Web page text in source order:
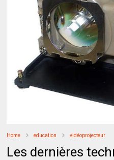
Home education vidéoprojecteur
Les dernières